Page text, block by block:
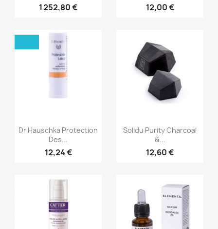
1 252,80 € 12,00 €
Aperçu rapide
Dr Hauschka Protection
Des...
12,24 €
Aperçu rapide
Solidu Purity Charcoal
&...
12,60 €